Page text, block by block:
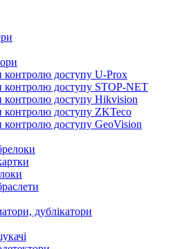
контролю доступу U-Prox
контролю доступу STOP-NET
контролю доступу Hikvision
контролю доступу ZKTeco
контролю доступу GeoVision
дублікатори